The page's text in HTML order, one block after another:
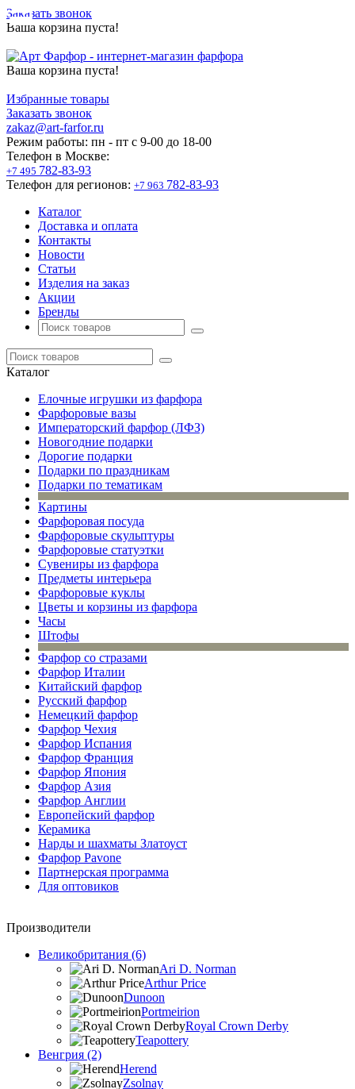
Заказать звонок
Ваша корзина пуста!
Ваша корзина пуста!
Избранные товары
Заказать звонок
zakaz@art-farfor.ru
Режим работы: пн - пт c 9-00 до 18-00
Телефон в Москве:
+7 495 782-83-93
Телефон для регионов: +7 963 782-83-93
Каталог
Доставка и оплата
Контакты
Новости
Статьи
Изделия на заказ
Акции
Бренды
Каталог
Елочные игрушки из фарфора
Фарфоровые вазы
Императорский фарфор (ЛФЗ)
Новогодние подарки
Дорогие подарки
Подарки по праздникам
Подарки по тематикам
Картины
Фарфоровая посуда
Фарфоровые скульптуры
Фарфоровые статуэтки
Сувениры из фарфора
Предметы интерьера
Фарфоровые куклы
Цветы и корзины из фарфора
Часы
Штофы
Фарфор со стразами
Фарфор Италии
Китайский фарфор
Русский фарфор
Немецкий фарфор
Фарфор Чехия
Фарфор Испания
Фарфор Франция
Фарфор Япония
Фарфор Азия
Фарфор Англии
Европейский фарфор
Керамика
Нарды и шахматы Златоуст
Фарфор Pavone
Партнерская программа
Для оптовиков
Производители
Великобритания (6)
Ari D. Norman
Arthur Price
Dunoon
Portmeirion
Royal Crown Derby
Teapottery
Венгрия (2)
Herend
Zsolnay